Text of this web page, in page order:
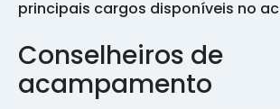
principais cargos disponíveis no
Conselheiros de
acampamento